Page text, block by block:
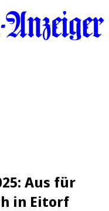
Aus für
in Eitorf